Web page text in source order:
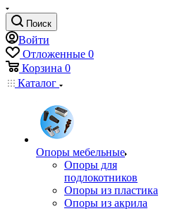
Поиск
Войти
Отложенные 0
Корзина 0
Каталог
Опоры мебельные
Опоры для
подлокотников
Опоры из пластика
Опоры из акрила